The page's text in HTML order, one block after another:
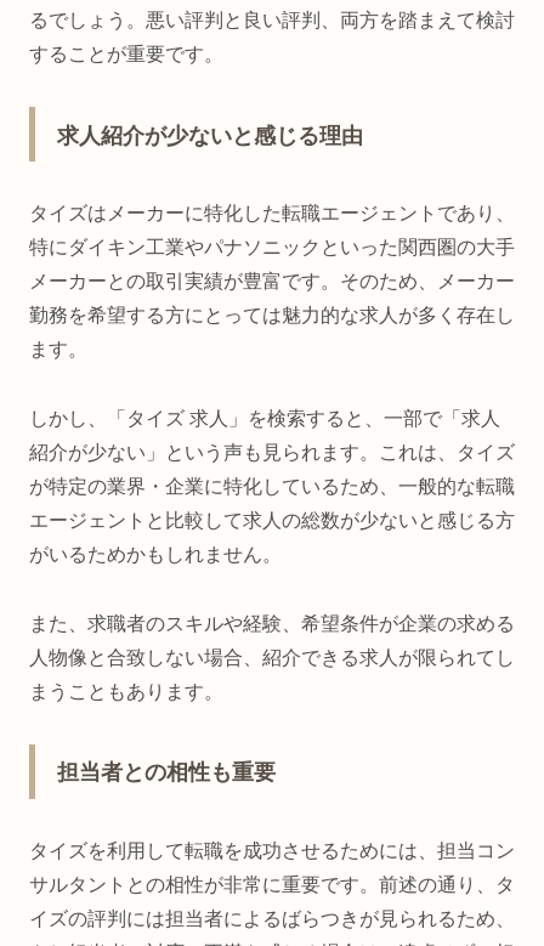
るでしょう。悪い評判と良い評判、両方を踏まえて検討
することが重要です。
求人紹介が少ないと感じる理由
タイズはメーカーに特化した転職エージェントであり、
特にダイキン工業やパナソニックといった関西圏の大手
メーカーとの取引実績が豊富です。そのため、メーカー
勤務を希望する方にとっては魅力的な求人が多く存在し
ます。
しかし、「タイズ 求人」を検索すると、一部で「求人
紹介が少ない」という声も見られます。これは、タイズ
が特定の業界・企業に特化しているため、一般的な転職
エージェントと比較して求人の総数が少ないと感じる方
がいるためかもしれません。
また、求職者のスキルや経験、希望条件が企業の求める
人物像と合致しない場合、紹介できる求人が限られてし
まうこともあります。
担当者との相性も重要
タイズを利用して転職を成功させるためには、担当コン
サルタントとの相性が非常に重要です。前述の通り、タ
イズの評判には担当者によるばらつきが見られるため、